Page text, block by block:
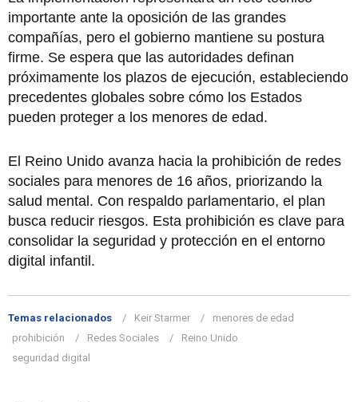
importante ante la oposición de las grandes
compañías, pero el gobierno mantiene su postura
firme. Se espera que las autoridades definan
próximamente los plazos de ejecución, estableciendo
precedentes globales sobre cómo los Estados
pueden proteger a los menores de edad.
El Reino Unido avanza hacia la prohibición de redes
sociales para menores de 16 años, priorizando la
salud mental. Con respaldo parlamentario, el plan
busca reducir riesgos. Esta prohibición es clave para
consolidar la seguridad y protección en el entorno
digital infantil.
Temas relacionados Keir Starmer
menores de edad
prohibición
Redes Sociales
Reino Unido
seguridad digital